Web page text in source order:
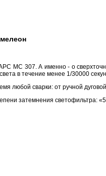
МС 307. А именно - о
в течение менее 1/30000
любой сварки: от ручной
затемнения светофильтра: